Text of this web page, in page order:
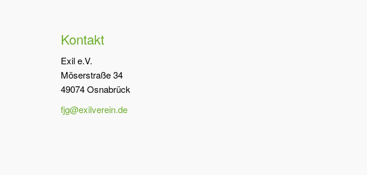
Kontakt
Exil e.V.
Möserstraße 34
49074 Osnabrück
fjg@exilverein.de